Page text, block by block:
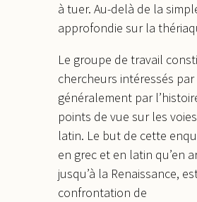
à tuer. Au-delà de la
approfondie sur la
Le groupe de travail
chercheurs intéressés
généralement par
points de vue sur les
latin. Le but de cette
en grec et en latin qu’en
jusqu’à la Renaissance,
confrontation de